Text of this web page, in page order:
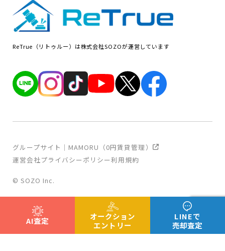
AI査定
オークション
エントリー
LINEで
売却査定
ReTrue（リトゥルー）は株式会社SOZOが運営しています
運営会社プライバシーポリシー利用規約
グループサイト｜MAMORU（0円賃貸管理）
© SOZO Inc.